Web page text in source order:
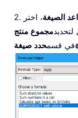
الصيغة، اختر
لتحديدمجموع منتج
في قسمحدد صيغة